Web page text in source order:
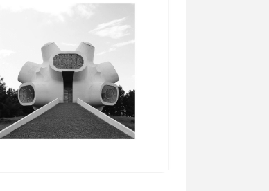
23.11.2021•Изложби Информации